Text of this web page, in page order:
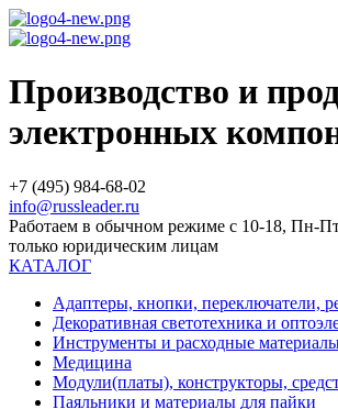
Производство и
электронных
+7 (495) 984-68-02
info@russleader.ru
Работаем в обычном режиме с 10-18, Пн-
только юридическим лицам
КАТАЛОГ
Адаптеры, кнопки, переключатели,
Декоративная светотехника и
Инструменты и расходные
Медицина
Модули(платы), конструкторы,
Паяльники и материалы для пайки